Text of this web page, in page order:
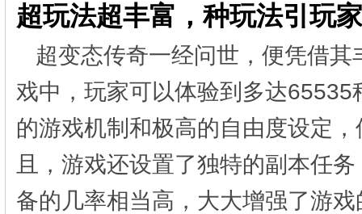
超玩法超丰富，种玩法引玩
超变态传奇一经问世，便凭借
戏中，玩家可以体验到多达
的游戏机制和极高的自由度设定
且，游戏还设置了独特的副本任
备的几率相当高，大大增强了游